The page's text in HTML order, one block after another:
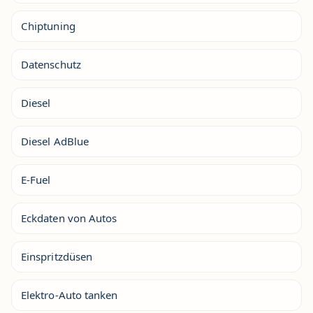
Chiptuning
Datenschutz
Diesel
Diesel AdBlue
E-Fuel
Eckdaten von Autos
Einspritzdüsen
Elektro-Auto tanken